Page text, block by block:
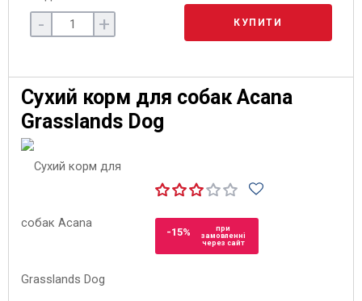
- + КУПИТИ
Сухий корм для собак Acana
Grasslands Dog
-15%
при
замовленні
через сайт